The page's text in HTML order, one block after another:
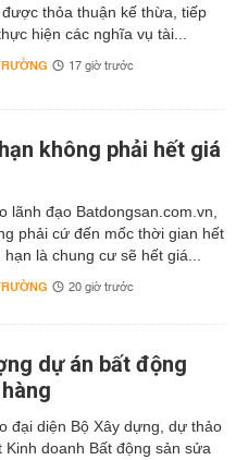
được thỏa thuận kế thừa, tiếp
hiện các nghĩa vụ tài...
17 giờ trước
không phải hết giá
lãnh đạo Batdongsan.com.vn,
phải cứ đến mốc thời gian hết
hạn là chung cư sẽ hết giá...
20 giờ trước
dự án bất động
đại diện Bộ Xây dựng, dự thảo
Kinh doanh Bất động sản sửa